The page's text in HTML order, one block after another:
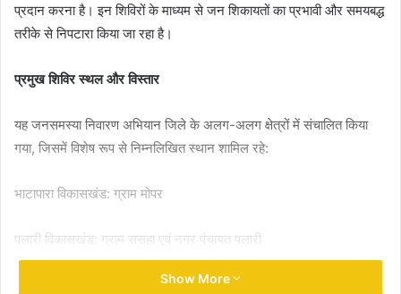
प्रदान करना है। इन शिविरों के माध्यम से जन शिकायतों का प्रभावी और समयबद्ध
तरीके से निपटारा किया जा रहा है।
प्रमुख शिविर स्थल और विस्तार
यह जनसमस्या निवारण अभियान जिले के अलग-अलग क्षेत्रों में संचालित किया
गया, जिसमें विशेष रूप से निम्नलिखित स्थान शामिल रहे:
भाटापारा विकासखंड: ग्राम मोपर
पलारी विकासखंड: ग्राम ससहा एवं नगर पंचायत पलारी
कसडोल विकासखंड: ग्राम डेराडीहShow More